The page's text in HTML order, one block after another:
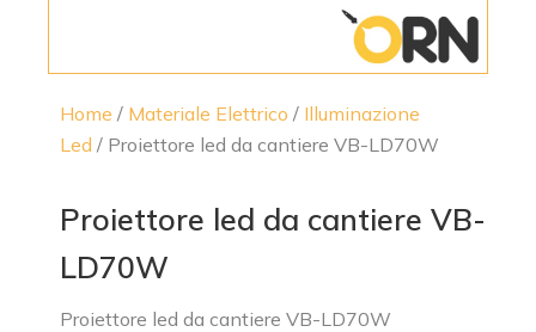
Home / Materiale Elettrico / Illuminazione
Led / Proiettore led da cantiere VB-LD70W
Proiettore led da cantiere VB-
LD70W
Proiettore led da cantiere VB-LD70W